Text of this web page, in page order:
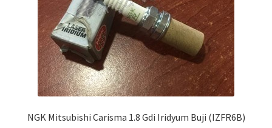
NGK Mitsubishi Carisma 1.8 Gdi Iridyum Buji (IZFR6B)